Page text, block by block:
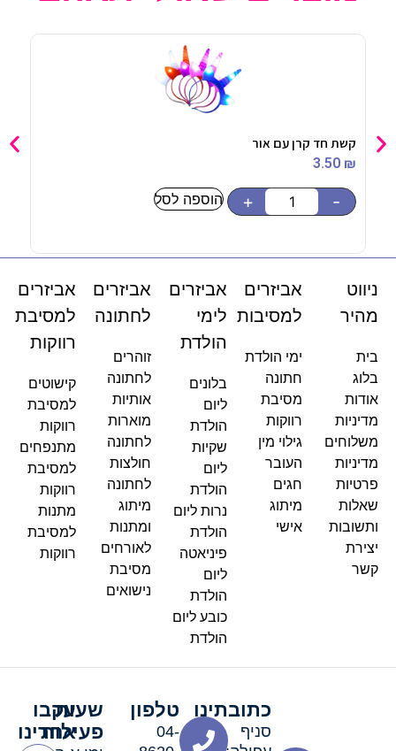
קשת חד קרן עם אור
3.50 ₪
-
+ הוספה לסל
ניווט
מהיר
בית
בלוג
אודות
מדיניות
משלוחים
מדיניות
פרטיות
שאלות
ותשובות
יצירת
קשר
אביזרים
למסיבות
ימי הולדת
חתונה
מסיבת
רווקות
גילוי מין
העובר
חגים
מיתוג
אישי
אביזרים
לימי
הולדת
בלונים
ליום
הולדת
שקיות
ליום
הולדת
נרות ליום
הולדת
פיניאטה
ליום
הולדת
כובע ליום
הולדת
אביזרים
לחתונה
זוהרים
לחתונה
אותיות
מוארות
לחתונה
חולצות
לחתונה
מיתוג
ומתנות
לאורחים
מסיבת
נישואים
אביזרים
למסיבת
רווקות
קישוטים
למסיבת
רווקות
מתנפחים
למסיבת
רווקות
מתנות
למסיבת
רווקות
כתובתינו
סניף
טלפון
04-
שעות
פעילות
עקבו
אחרינו